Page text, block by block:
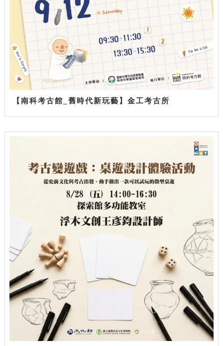
【南科考古館_舊時代新玩藝】金工考古所